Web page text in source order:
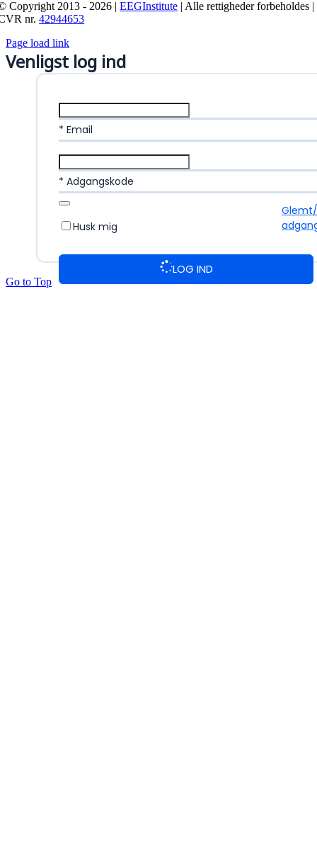
Copyright 2013 - 2026 |EEGInstitute | Alle rettigheder forbeholdes |
nr.42944653
Page load link
Venligst log ind
* Email
* Adgangskode
Husk mig
LOG IND
Go to Top